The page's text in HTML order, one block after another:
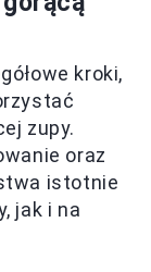
kroki,
zupy.
oraz
istotnie
jak i na